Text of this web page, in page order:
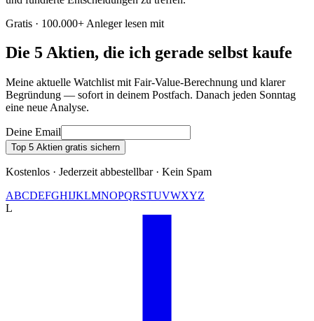
Gratis · 100.000+ Anleger lesen mit
Die 5 Aktien, die ich gerade selbst kaufe
Meine aktuelle Watchlist mit Fair-Value-Berechnung und klarer
Begründung — sofort in deinem Postfach. Danach jeden Sonntag
eine neue Analyse.
Deine Email
Top 5 Aktien gratis sichern
Kostenlos · Jederzeit abbestellbar · Kein Spam
ABCDEFGHIJKLMNOPQRSTUVWXYZ
L